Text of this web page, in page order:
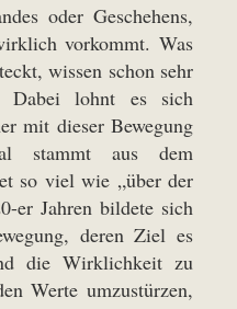
oder Geschehens,
vorkommt. Was
wissen schon sehr
Dabei lohnt es sich
mit dieser Bewegung
stammt aus dem
so viel wie „über der
er Jahren bildete sich
deren Ziel es
die Wirklichkeit zu
Werte umzustürzen,